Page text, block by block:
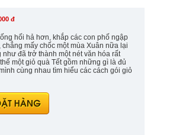
đ
hối hả hơn, khắp các con phố ngập
mấy chốc một mùa Xuân nữa lại
đã trở thành một nét văn hóa rất
một giỏ quà Tết gồm những gì là đủ
cùng nhau tìm hiểu các cách gói giỏ